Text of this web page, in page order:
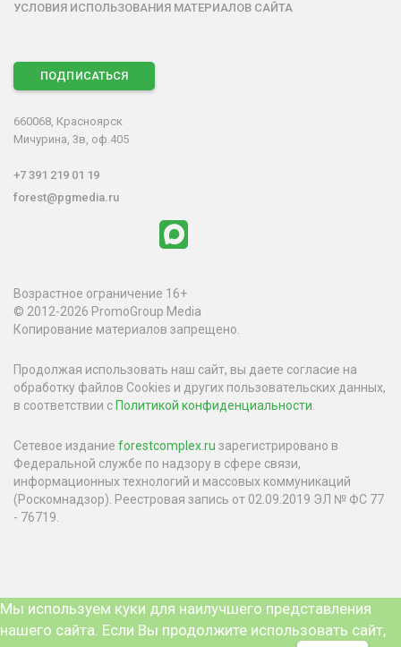
УСЛОВИЯ ИСПОЛЬЗОВАНИЯ МАТЕРИАЛОВ САЙТА
ПОДПИСАТЬСЯ
660068, Красноярск
Мичурина, 3в, оф.405
+7 391 219 01 19
forest@pgmedia.ru
Возрастное ограничение 16+
© 2012-2026 PromoGroup Media
Копирование материалов запрещено.
Продолжая использовать наш сайт, вы даете согласие на
обработку файлов Cookies и других пользовательских данных,
в соответствии с Политикой конфиденциальности.
Сетевое издание forestcomplex.ru зарегистрировано в
Федеральной службе по надзору в сфере связи,
информационных технологий и массовых коммуникаций
(Роскомнадзор). Реестровая запись от 02.09.2019 ЭЛ № ФС 77
- 76719.
Мы используем куки для наилучшего представления
нашего сайта. Если Вы продолжите использовать сайт,